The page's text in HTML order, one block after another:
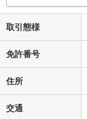
取引態様
免許番号
住所
交通